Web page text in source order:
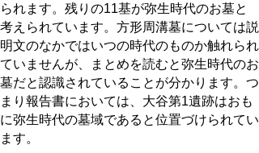
られます。残りの11基が弥生時代のお墓と
考えられています。方形周溝墓については説
明文のなかではいつの時代のものか触れられ
ていませんが、まとめを読むと弥生時代のお
墓だと認識されていることが分かります。つ
まり報告書においては、大谷第1遺跡はおも
に弥生時代の墓域であると位置づけられてい
ます。